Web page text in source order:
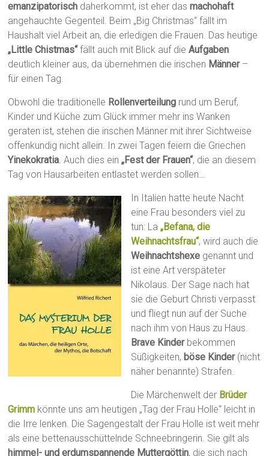
emanzipatorisch daherkommt, ist eher dasmachohaft
angehauchte Gegenteil. Beim „Big Christmas“ fällt im
Haushalt viel Arbeit an, die erledigen die Frauen. Das heutige
„Little Chistmas“fällt auch mit Blick auf dieAufgaben
deutlich kleiner aus, da übernehmen die irischen Männer–
für einen Tag.
Obwohl die traditionelle Rollenverteilung rund um Beruf,
Kinder und Küche zum Glück immer mehr ins Wanken
geraten ist, stehen die irischen Männer mit ihrer Sichtweise
offenkundig nicht allein. In zwei Tagen feiern die Griechen
Yinekokratia. Auch dies ein„Fest der Frauen“, die an diesem
Tag von Hausarbeiten entlastet werden sollen…
In Italien hatte heute Nacht
eine Frau besonders viel zu
tun: La„Befana, die
Weihnachtsfrau“, wird auch die
Weihnachtshexe genannt und
ist eine Art verspäteter
Nikolaus. Der Sage nach hat
sie die Geburt Christi verpasst
und fliegt nun auf der Suche
nach ihm von Haus zu Haus.
Brave Kinderbekommen
Süßigkeiten, böse Kinder(nicht
näher benannte) Strafen.
Die Märchenwelt der Brüder
Grimm könnte uns am heutigen „Tag der Frau Holle“ leicht in
die Irre lenken. Die Sagengestalt der Frau Holle ist weit mehr
als eine bettenausschüttelnde Schneebringerin. Sie gilt als
himmel- und erdumspannende Muttergöttin, die sich nach